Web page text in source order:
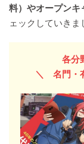
料）やオープンキ
ェックしていきま
各分
＼ 名門・